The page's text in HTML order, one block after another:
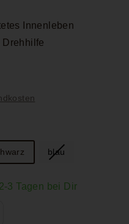
Innenleben
Drehhilfe
blau
3 Tagen bei Dir